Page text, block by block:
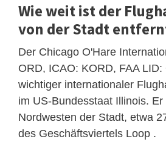
Wie weit ist der
von der Stadt
Der Chicago O'Hare
ORD, ICAO: KORD, FAA LID:
wichtiger internationaler
im US-Bundesstaat Illinois. Er
Nordwesten der Stadt, etwa
des Geschäftsviertels Loop .